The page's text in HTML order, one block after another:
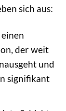
sich aus:
der weit
und
signifikant